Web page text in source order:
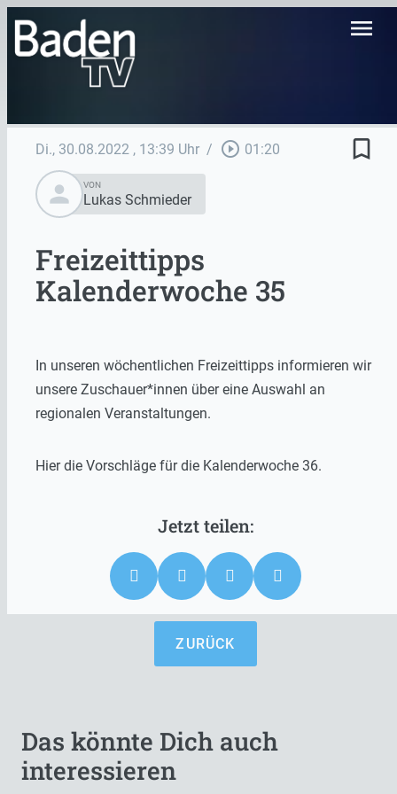
menu
Di., 30.08.2022 , 13:39 Uhr / play_circle_outline 01:20
bookmark_border
person
VON
Lukas Schmieder
Freizeittipps
Kalenderwoche 35
In unseren wöchentlichen Freizeittipps informieren wir
unsere Zuschauer*innen über eine Auswahl an
regionalen Veranstaltungen.
Hier die Vorschläge für die Kalenderwoche 36.
ZURÜCK
Das könnte Dich auch
interessieren